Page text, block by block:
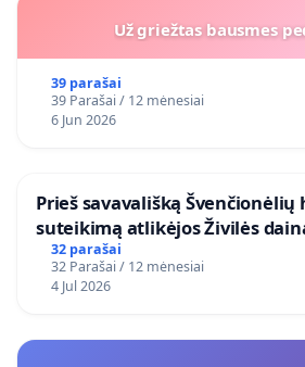
Už griežtas bausmes
39 parašai
39 Parašai / 12 mėnesiai
6 Jun 2026
​Prieš savavališką
suteikimą atlikėjos Živilės
32 parašai
32 Parašai / 12 mėnesiai
4 Jul 2026